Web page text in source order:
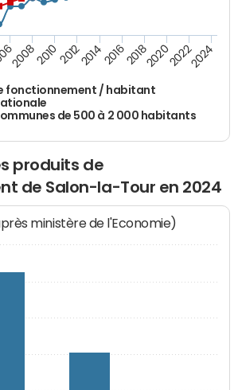
fonctionnement / habitant
de 500 à 2 000 habitants
200820102012201420162018202020222024
produits de
de Salon-la-Tour en 2024
ministère de l'Economie)